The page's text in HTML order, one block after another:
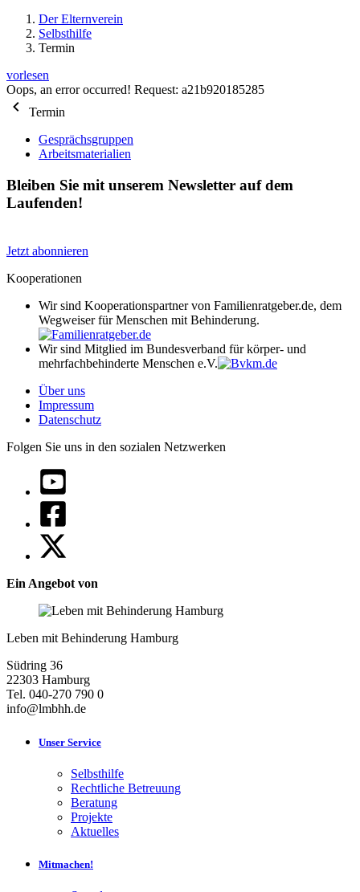
Der Elternverein
Selbsthilfe
Termin
vorlesen
Oops, an error occurred! Request: a21b920185285
Termin
Gesprächsgruppen
Arbeitsmaterialien
Bleiben Sie mit unserem Newsletter auf dem
Laufenden!
Jetzt abonnieren
Kooperationen
Wir sind Kooperationspartner von Familienratgeber.de, dem
Wegweiser für Menschen mit Behinderung.
Wir sind Mitglied im Bundesverband für körper- und
mehrfachbehinderte Menschen e.V.
Über uns
Impressum
Datenschutz
Folgen Sie uns in den sozialen Netzwerken
Ein Angebot von
Leben mit Behinderung Hamburg
Südring 36
22303 Hamburg
Tel. 040-270 790 0
info@lmbhh.de
Unser Service
Selbsthilfe
Rechtliche Betreuung
Beratung
Projekte
Aktuelles
Mitmachen!